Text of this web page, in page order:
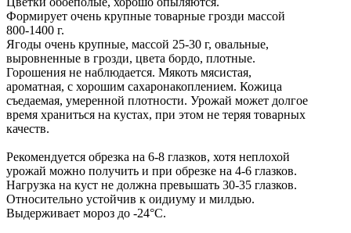
Формирует очень крупные товарные грозди массой
800-1400 г.
Ягоды очень крупные, массой 25-30 г, овальные,
выровненные в грозди, цвета бордо, плотные.
Горошения не наблюдается. Мякоть мясистая,
ароматная, с хорошим сахаронакоплением. Кожица
съедаемая, умеренной плотности. Урожай может долгое
время храниться на кустах, при этом не теряя товарных
качеств.
Рекомендуется обрезка на 6-8 глазков, хотя неплохой
урожай можно получить и при обрезке на 4-6 глазков.
Нагрузка на куст не должна превышать 30-35 глазков.
Относительно устойчив к оидиуму и милдью.
Выдерживает мороз до -24°С.